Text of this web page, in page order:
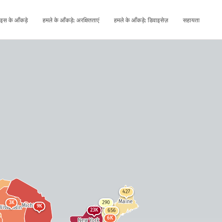
के आँकड़े हमले के आँकड़े: अरक्षितताएं हमले के आँकड़े: डिवाइसेज़ सहायता
Michigan
Maine
New York
427
6K
9K
656
23K
290
3K